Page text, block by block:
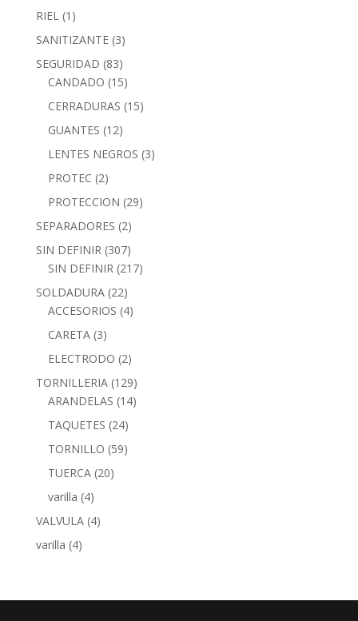
RIEL (1)
SANITIZANTE (3)
SEGURIDAD (83)
CANDADO (15)
CERRADURAS (15)
GUANTES (12)
LENTES NEGROS (3)
PROTEC (2)
PROTECCION (29)
SEPARADORES (2)
SIN DEFINIR (307)
SIN DEFINIR (217)
SOLDADURA (22)
ACCESORIOS (4)
CARETA (3)
ELECTRODO (2)
TORNILLERIA (129)
ARANDELAS (14)
TAQUETES (24)
TORNILLO (59)
TUERCA (20)
varilla (4)
VALVULA (4)
varilla (4)